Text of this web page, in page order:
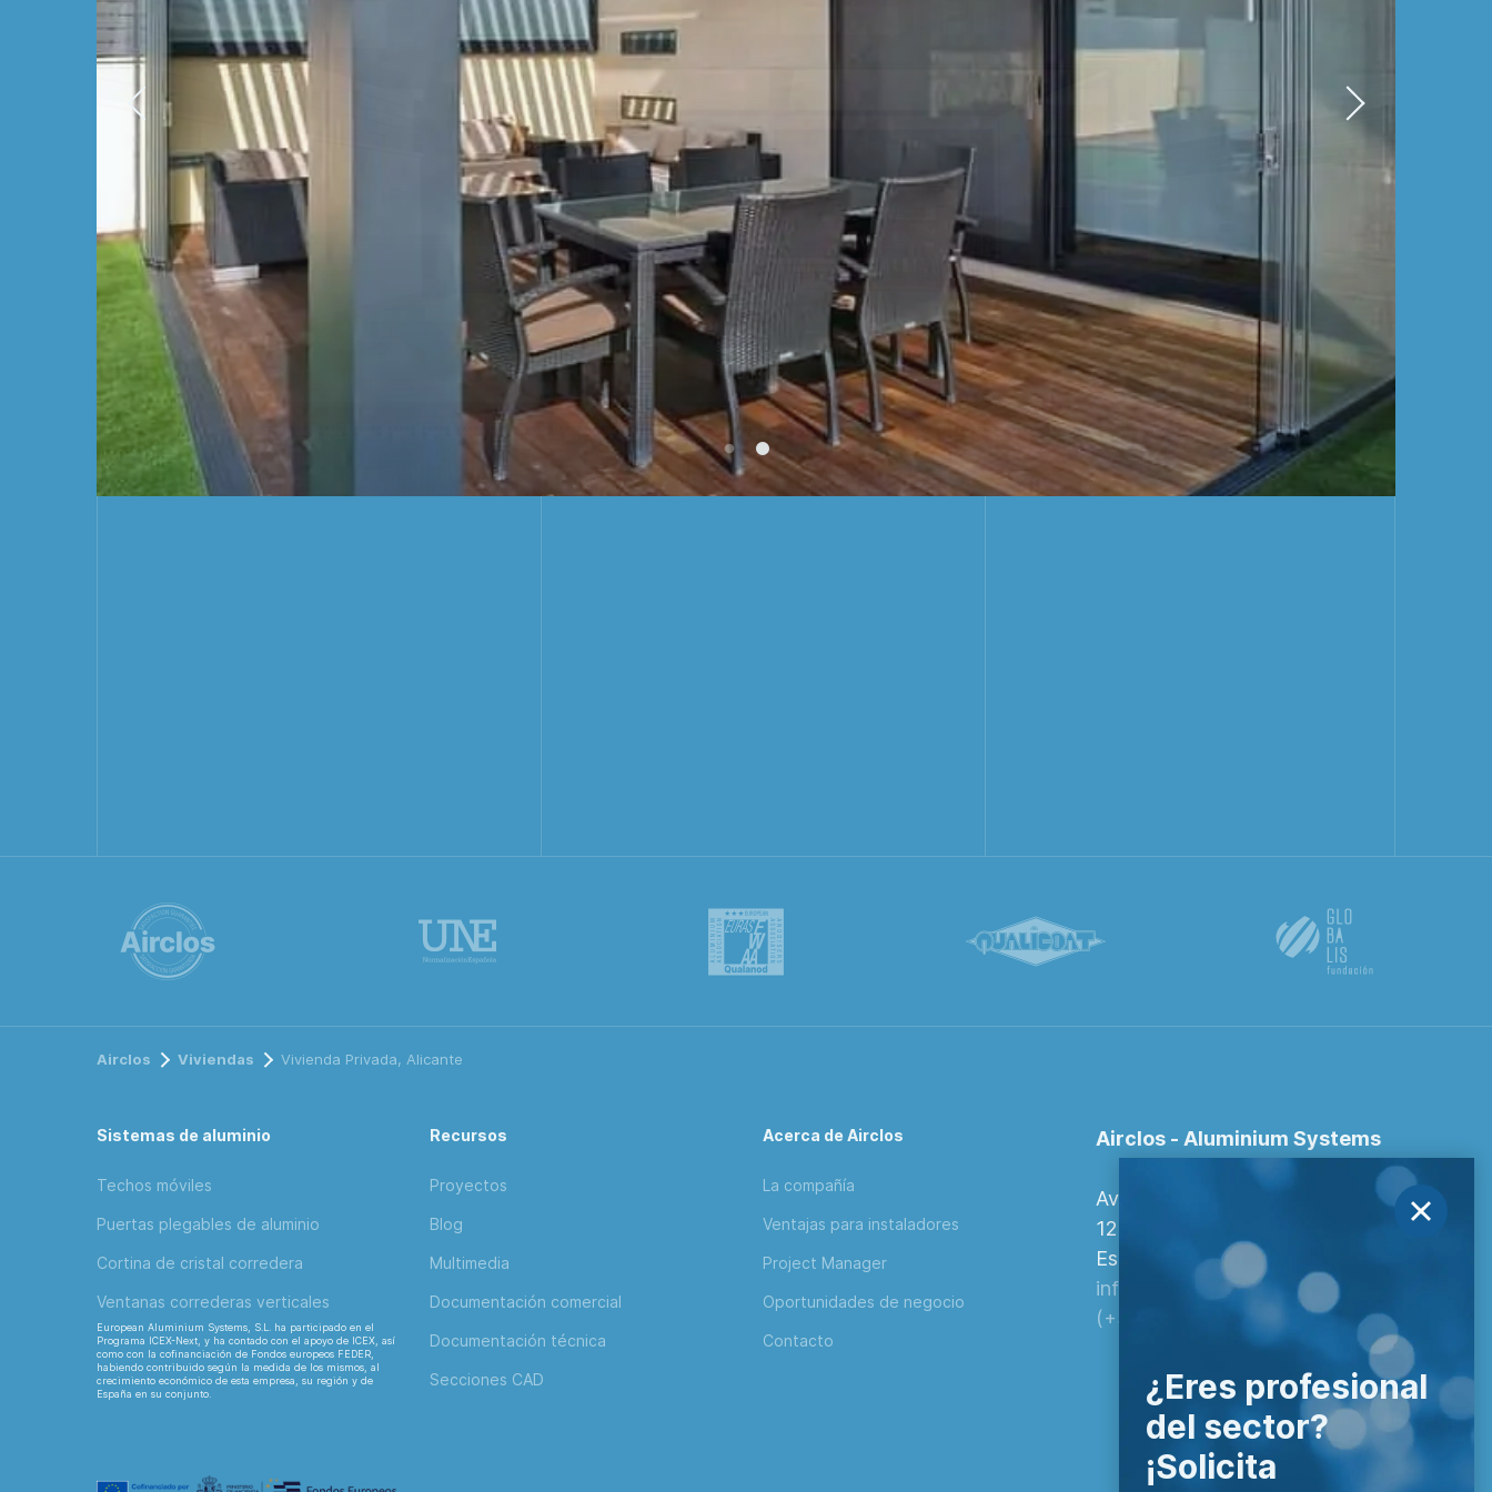
Airclos Viviendas Vivienda Privada, Alicante
Sistemas de aluminio
Techos móviles
Puertas plegables de aluminio
Cortina de cristal corredera
Ventanas correderas verticales
European Aluminium Systems, S.L. ha participado en el
Programa ICEX-Next, y ha contado con el apoyo de ICEX, así
como con la cofinanciación de Fondos europeos FEDER,
habiendo contribuido según la medida de los mismos, al
crecimiento económico de esta empresa, su región y de
España en su conjunto.
Recursos
Proyectos
Blog
Multimedia
Documentación comercial
Documentación técnica
Secciones CAD
Acerca de Airclos
La compañía
Ventajas para instaladores
Project Manager
Oportunidades de negocio
Contacto
Airclos - Aluminium Systems
Avenida Europa, 103
12006 Castellón de la Plana,
España.
info@airclos.com
(+34) 964 260 849
¿Eres profesional
del sector?
¡Solicita